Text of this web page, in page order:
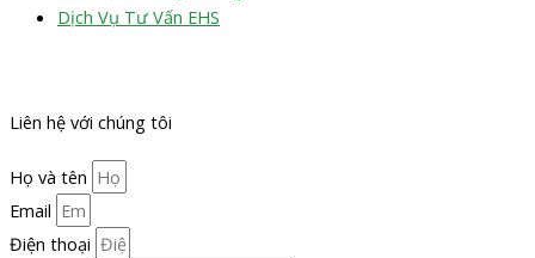
Dịch Vụ Tư Vấn EHS
Liên hệ với chúng tôi
Họ và tên
Email
Điện thoại